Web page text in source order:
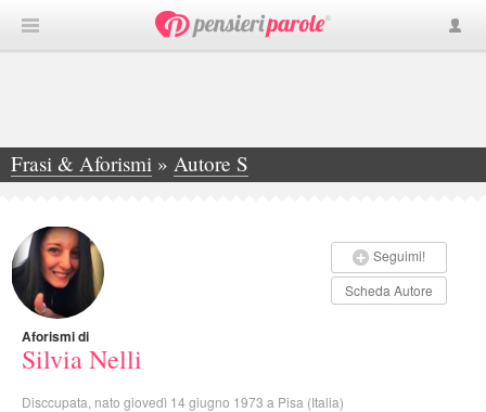
Frasi & Aforismi » Autore S
»Silvia Nelli
Seguimi!
Scheda Autore
Aforismi di
Silvia Nelli
Disccupata, nato giovedì 14 giugno 1973 a Pisa (Italia)